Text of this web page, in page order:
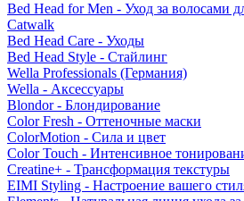
Bed Head for Men - Уход за волосами
Catwalk
Bed Head Care - Уходы
Bed Head Style - Стайлинг
Wella Professionals (Германия)
Wella - Аксессуары
Blondor - Блондирование
Color Fresh - Оттеночные маски
ColorMotion - Сила и цвет
Color Touch - Интенсивное
Creatine+ - Трансформация текстуры
EIMI Styling - Настроение вашего